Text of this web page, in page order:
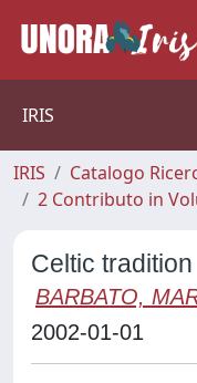
IRIS
IRIS
Catalogo
2 Contributo in
Celtic tradition
BARBATO,
2002-01-01